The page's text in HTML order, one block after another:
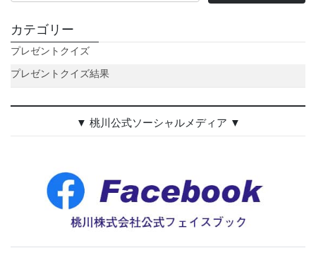
カテゴリー
プレゼントクイズ
プレゼントクイズ結果
▼ 桃川公式ソーシャルメディア ▼